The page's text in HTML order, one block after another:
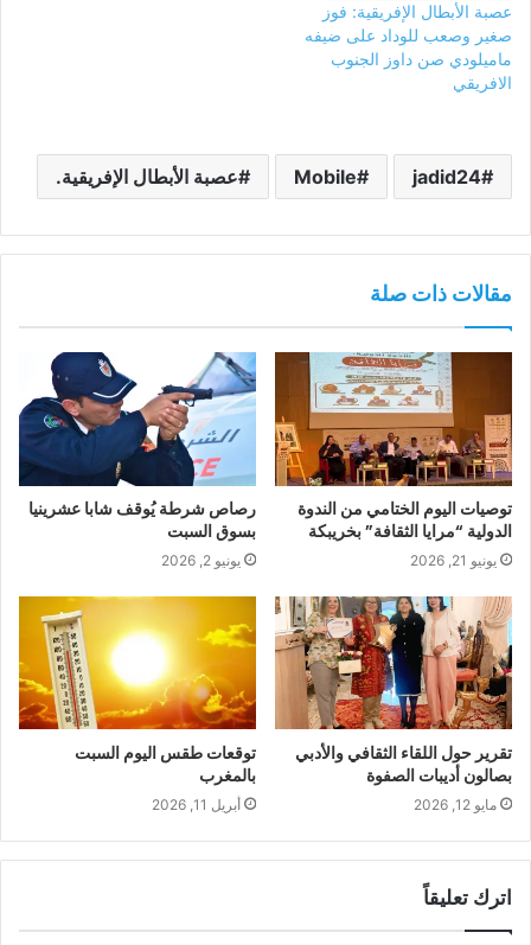
عصبة الأبطال الإفريقية: فوز
صغير وصعب للوداد على ضيفه
ماميلودي صن داوز الجنوب
الافريقي
jadid24
Mobile عصبة الأبطال الإفريقية.
مقالات ذات صلة
توصيات اليوم الختامي من الندوة
الدولية “مرايا الثقافة” بخريبكة
يونيو 21, 2026
رصاص شرطة يُوقف شابا عشرينيا
بسوق السبت
يونيو 2, 2026
تقرير حول اللقاء الثقافي والأدبي
بصالون أديبات الصفوة
مايو 12, 2026
توقعات طقس اليوم السبت
بالمغرب
أبريل 11, 2026
اترك تعليقاً